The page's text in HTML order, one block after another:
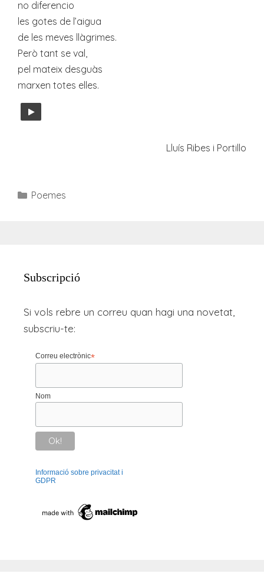
no diferencio
les gotes de l’aigua
de les meves llàgrimes.
Però tant se val,
pel mateix desguàs
marxen totes elles.
Lluís Ribes i Portillo
Categories
Poemes
Subscripció
Si vols rebre un correu quan hagi una novetat,
subscriu-te:
Correu electrònic*
Nom
Informació sobre privacitat i
GDPR